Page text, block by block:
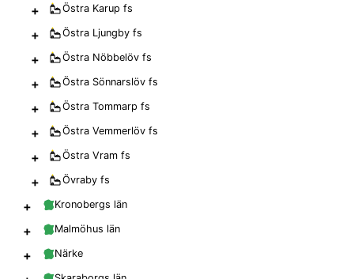
+ Östra Karup fs
+ Östra Ljungby fs
+ Östra Nöbbelöv fs
+ Östra Sönnarslöv fs
+ Östra Tommarp fs
+ Östra Vemmerlöv fs
+ Östra Vram fs
+ Övraby fs
+ Kronobergs län
+ Malmöhus län
+ Närke